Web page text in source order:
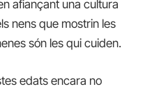
afiançant una cultura
nens que mostrin les
són les qui cuiden.
edats encara no